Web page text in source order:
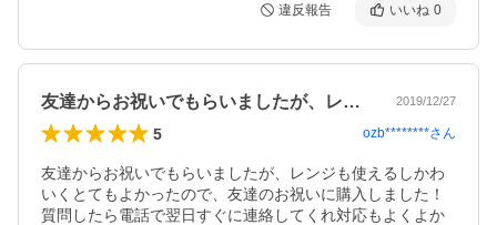
違反報告 いいね 0
友達からお祝いでもらいましたが、レンジ… 2019/12/27
5 ozb********さん
友達からお祝いでもらいましたが、レンジも使えるしかわ
いくとてもよかったので、友達のお祝いに購入しました！
質問したら電話で翌日すぐに連絡してくれ対応もよくよか